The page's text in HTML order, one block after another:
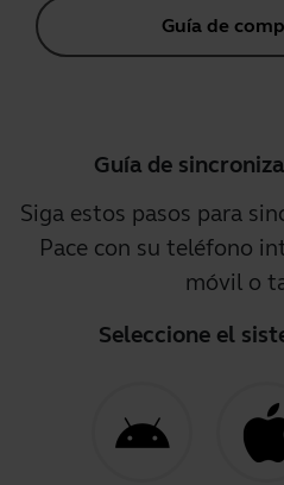
Guía de
Guía de
Siga estos pasos para
Pace con su teléfono
móvil o
Seleccione el